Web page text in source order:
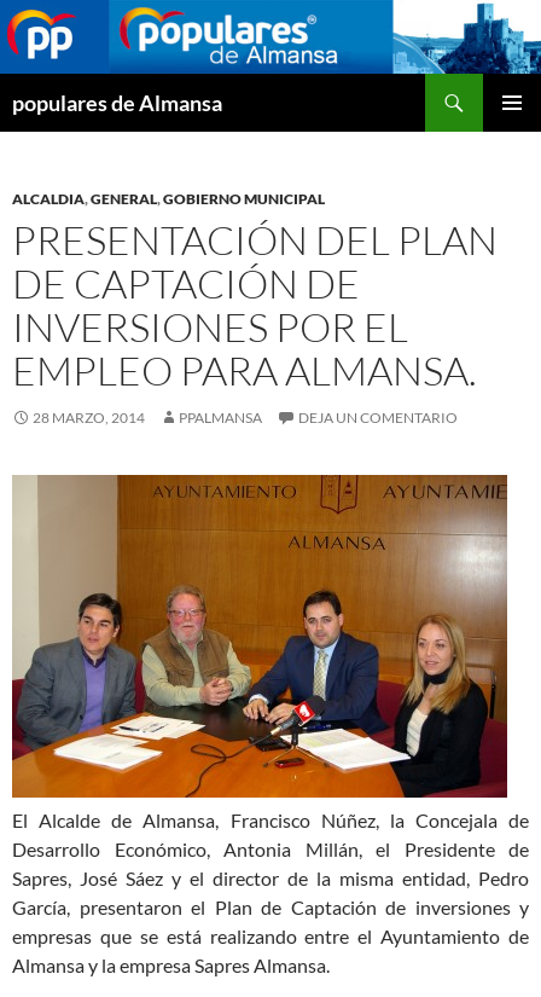
populares de Almansa
ALCALDIA,GENERAL,GOBIERNO MUNICIPAL
PRESENTACIÓN DEL PLAN
DE CAPTACIÓN DE
INVERSIONES POR EL
EMPLEO PARA ALMANSA.
28 MARZO, 2014 PPALMANSA DEJA UN COMENTARIO
El Alcalde de Almansa, Francisco Núñez, la Concejala de
Desarrollo Económico, Antonia Millán, el Presidente de
Sapres, José Sáez y el director de la misma entidad, Pedro
García, presentaron el Plan de Captación de inversiones y
empresas que se está realizando entre el Ayuntamiento de
Almansa y la empresa Sapres Almansa.